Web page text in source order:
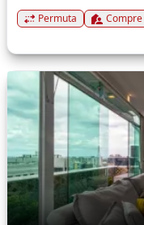
Permuta